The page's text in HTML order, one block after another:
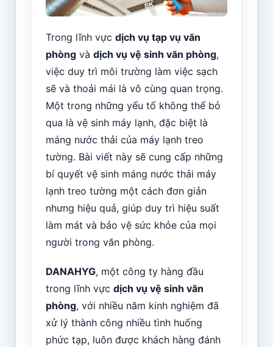
Trong lĩnh vực dịch vụ tạp vụ văn
phòngvà dịch vụ vệ sinh văn phòng,
việc duy trì môi trường làm việc sạch
sẽ và thoải mái là vô cùng quan trọng.
Một trong những yếu tố không thể bỏ
qua là vệ sinh máy lạnh, đặc biệt là
máng nước thải của máy lạnh treo
tường. Bài viết này sẽ cung cấp những
bí quyết vệ sinh máng nước thải máy
lạnh treo tường một cách đơn giản
nhưng hiệu quả, giúp duy trì hiệu suất
làm mát và bảo vệ sức khỏe của mọi
người trong văn phòng.
DANAHYG, một công ty hàng đầu
trong lĩnh vực dịch vụ vệ sinh văn
phòng, với nhiều năm kinh nghiệm đã
xử lý thành công nhiều tình huống
phức tạp, luôn được khách hàng đánh